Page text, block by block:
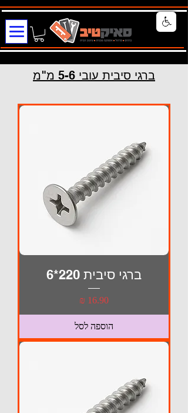
ברגי סיבית עובי 5-6 מ"מ
ברגי סיבית 220*6
מחיר
הוספה לסל